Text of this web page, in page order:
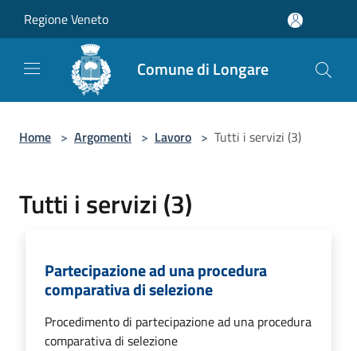
Regione Veneto
Comune di Longare
Home > Argomenti > Lavoro > Tutti i servizi (3)
Tutti i servizi (3)
Partecipazione ad una procedura
comparativa di selezione
Procedimento di partecipazione ad una procedura
comparativa di selezione